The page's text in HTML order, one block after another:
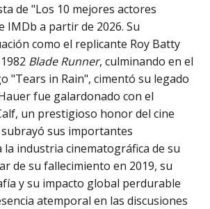
de "Los 10 mejores actores
IMDb a partir de 2026. Su
como el replicante Roy Batty
Blade Runner, culminando en el
"Tears in Rain", cimentó su legado
fue galardonado con el
un prestigioso honor del cine
sus importantes
industria cinematográfica de su
de su fallecimiento en 2019, su
y su impacto global perdurable
atemporal en las discusiones